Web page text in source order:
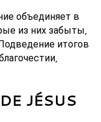
объединяет в
из них забыты,
итогов
JÉSUS